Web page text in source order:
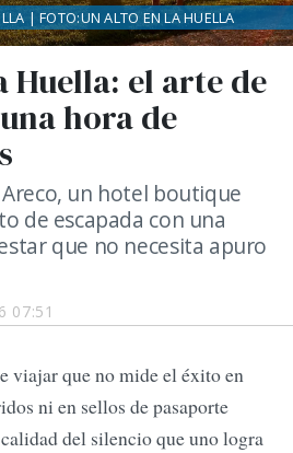
07:51
Huella: el arte de
hora de
un hotel boutique
de escapada con una
que no necesita apuro
| FOTO:UN ALTO EN LA HUELLA
viajar que no mide el éxito en
ni en sellos de pasaporte
del silencio que uno logra